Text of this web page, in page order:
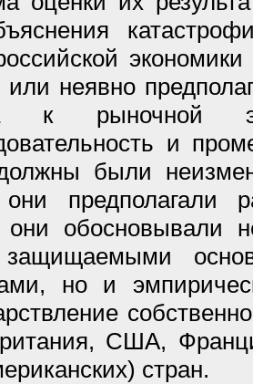
неявно
к рыночной
и
были
они предполагали
обосновывали
защищаемыми
но и
США,
стран.